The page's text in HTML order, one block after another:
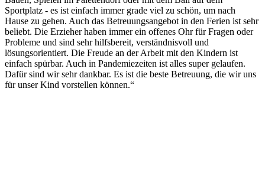
Sportplatz - es ist einfach immer grade viel zu schön, um nach
Hause zu gehen. Auch das Betreuungsangebot in den Ferien ist sehr
beliebt. Die Erzieher haben immer ein offenes Ohr für Fragen oder
Probleme und sind sehr hilfsbereit, verständnisvoll und
lösungsorientiert. Die Freude an der Arbeit mit den Kindern ist
einfach spürbar. Auch in Pandemiezeiten ist alles super gelaufen.
Dafür sind wir sehr dankbar. Es ist die beste Betreuung, die wir uns
für unser Kind vorstellen können.“